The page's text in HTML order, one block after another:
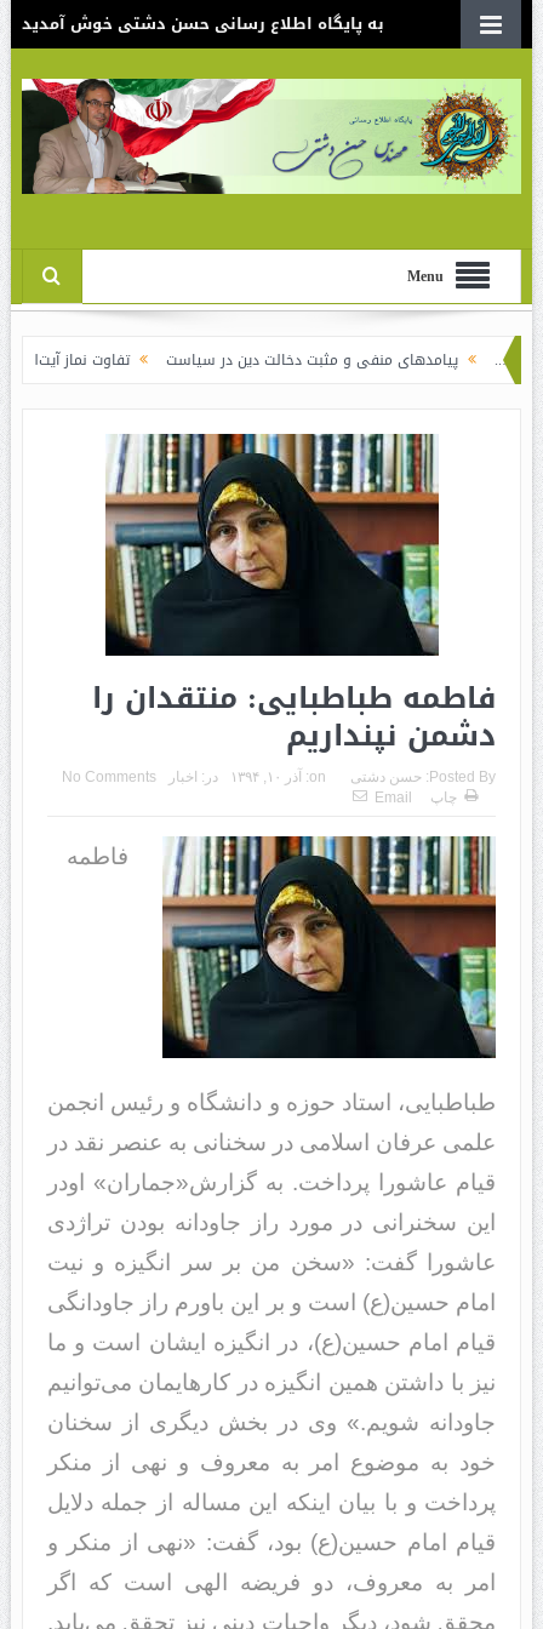
به پایگاه اطلاع رسانی حسن دشتی خوش آمدید
Menu
پیامدهای منفی و مثبت دخالت دین در سیاست تفاوت نماز آیت‌الله خامنه‌ای
فاطمه طباطبایی: منتقدان را
دشمن نپنداریم
Posted By: حسن دشتی on: آذر ۱۰, ۱۳۹۴ در: اخبار
No Comments
چاپ
Email
فاطمه
طباطبایی، استاد حوزه و دانشگاه و رئیس انجمن
علمی عرفان اسلامی در سخنانی به عنصر نقد در
قیام عاشورا پرداخت. به گزارش«جماران» اودر
این سخنرانی در مورد راز جاودانه بودن تراژدی
عاشورا گفت: «سخن من بر سر انگیزه و نیت
امام حسین(ع) است و بر این باورم راز جاودانگی
قیام امام حسین(ع)، در انگیزه ایشان است و ما
نیز با داشتن همین انگیزه در کارهایمان می‌توانیم
جاودانه شویم.» وی در بخش دیگری از سخنان
خود به موضوع امر به معروف و نهی از منکر
پرداخت و با بیان اینکه این مساله از جمله دلایل
قیام امام حسین(ع) بود، گفت: «نهی از منکر و
امر به معروف، دو فریضه الهی است که اگر
محقق شود، دیگر واجبات دینی نیز تحقق می‌یابد.